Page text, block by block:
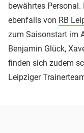
bewährtes
ebenfalls von RB
zum Saisonstart im
Benjamin Glück,
finden sich zudem
Leipziger